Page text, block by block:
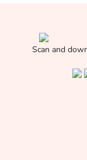
Scan and